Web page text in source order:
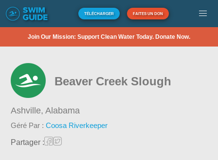
TÉLÉCHARGER FAITES UN DON
Join Our Mission: Support Clean Water Today. Donate Now.
Beaver Creek Slough
Ashville,Alabama
Géré Par :Coosa Riverkeeper
Partager :